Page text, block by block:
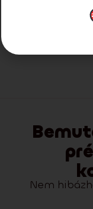
Nem